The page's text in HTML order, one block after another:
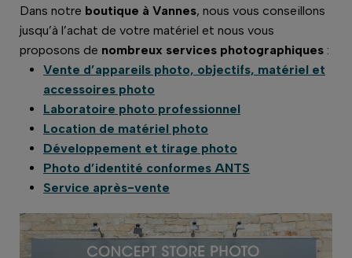
Dans notre boutique à Vannes, nous vous conseillons
jusqu’à l’achat de votre matériel et nous vous
proposons de nombreux services photographiques :
Vente d’appareils photo, objectifs, matériel et
accessoires photo
Laboratoire photo professionnel
Location de matériel photo
Développement et tirage photo
Photo d’identité conformes ANTS
Service après-vente